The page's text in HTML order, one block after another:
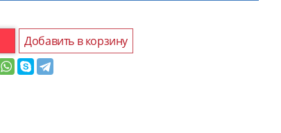
Добавить в корзину